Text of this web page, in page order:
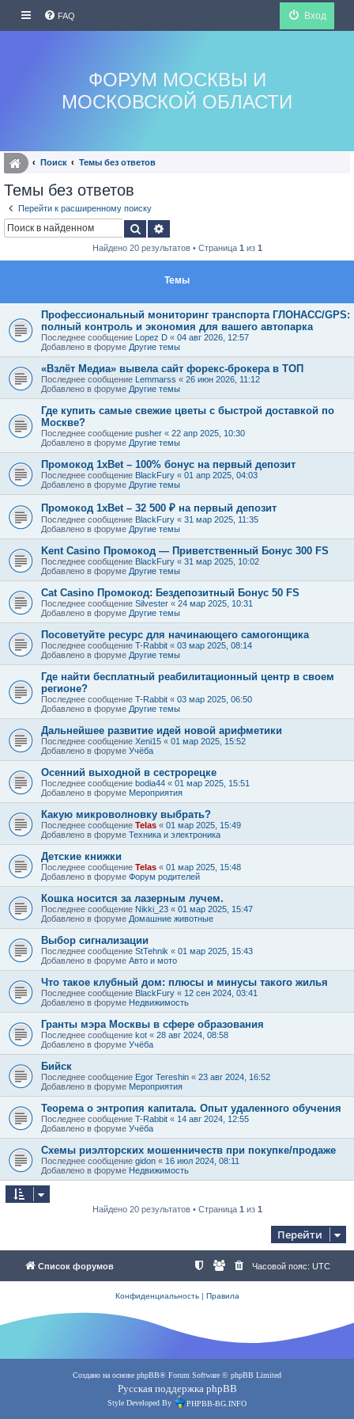
FAQ Вход
ФОРУМ МОСКВЫ И
МОСКОВСКОЙ ОБЛАСТИ
Поиск Темы без ответов
Темы без ответов
Перейти к расширенному поиску
Поиск
Найдено 20 результатов • Страница 1 из 1
Темы
Профессиональный мониторинг транспорта ГЛОНАСС/GPS:
полный контроль и экономия для вашего автопарка
Последнее сообщение Lopez D « 04 авг 2026, 12:57
Добавлено в форуме Другие темы
«Взлёт Медиа» вывела сайт форекс-брокера в ТОП
Последнее сообщение Lemmarss « 26 июн 2026, 11:12
Добавлено в форуме Другие темы
Где купить самые свежие цветы с быстрой доставкой по
Москве?
Последнее сообщение pusher « 22 апр 2025, 10:30
Добавлено в форуме Другие темы
Промокод 1xBet – 100% бонус на первый депозит
Последнее сообщение BlackFury « 01 апр 2025, 04:03
Добавлено в форуме Другие темы
Промокод 1xBet – 32 500 ₽ на первый депозит
Последнее сообщение BlackFury « 31 мар 2025, 11:35
Добавлено в форуме Другие темы
Kent Casino Промокод — Приветственный Бонус 300 FS
Последнее сообщение BlackFury « 31 мар 2025, 10:02
Добавлено в форуме Другие темы
Cat Casino Промокод: Бездепозитный Бонус 50 FS
Последнее сообщение Silvester « 24 мар 2025, 10:31
Добавлено в форуме Другие темы
Посоветуйте ресурс для начинающего самогонщика
Последнее сообщение T-Rabbit « 03 мар 2025, 08:14
Добавлено в форуме Другие темы
Где найти бесплатный реабилитационный центр в своем
регионе?
Последнее сообщение T-Rabbit « 03 мар 2025, 06:50
Добавлено в форуме Другие темы
Дальнейшее развитие идей новой арифметики
Последнее сообщение Xeni15 « 01 мар 2025, 15:52
Добавлено в форуме Учёба
Осенний выходной в сестрорецке
Последнее сообщение bodia44 « 01 мар 2025, 15:51
Добавлено в форуме Мероприятия
Какую микроволновку выбрать?
Последнее сообщение Telas « 01 мар 2025, 15:49
Добавлено в форуме Техника и электроника
Детские книжки
Последнее сообщение Telas « 01 мар 2025, 15:48
Добавлено в форуме Форум родителей
Кошка носится за лазерным лучем.
Последнее сообщение Nikki_23 « 01 мар 2025, 15:47
Добавлено в форуме Домашние животные
Выбор сигнализации
Последнее сообщение StTehnik « 01 мар 2025, 15:43
Добавлено в форуме Авто и мото
Что такое клубный дом: плюсы и минусы такого жилья
Последнее сообщение BlackFury « 12 сен 2024, 03:41
Добавлено в форуме Недвижимость
Гранты мэра Москвы в сфере образования
Последнее сообщение kot « 28 авг 2024, 08:58
Добавлено в форуме Учёба
Бийск
Последнее сообщение Egor Tereshin « 23 авг 2024, 16:52
Добавлено в форуме Мероприятия
Теорема о энтропия капитала. Опыт удаленного обучения
Последнее сообщение T-Rabbit « 14 авг 2024, 12:55
Добавлено в форуме Учёба
Схемы риэлторских мошенничеств при покупке/продаже
Последнее сообщение gidon « 16 июл 2024, 08:11
Добавлено в форуме Недвижимость
Найдено 20 результатов • Страница 1 из 1
Перейти
Список форумов Часовой пояс: UTC
Конфиденциальность| Правила
Создано на основе phpBB® Forum Software © phpBB Limited
Русская поддержка phpBB
Style Developed By PHPBB-BG.INFO